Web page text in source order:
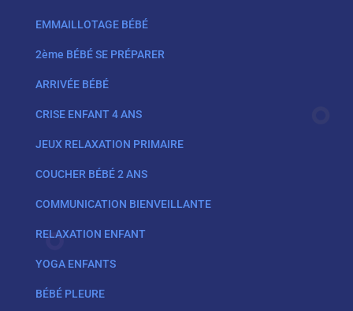
EMMAILLOTAGE BÉBÉ
2ème BÉBÉ SE PRÉPARER
ARRIVÉE BÉBÉ
CRISE ENFANT 4 ANS
JEUX RELAXATION PRIMAIRE
COUCHER BÉBÉ 2 ANS
COMMUNICATION BIENVEILLANTE
RELAXATION ENFANT
YOGA ENFANTS
BÉBÉ PLEURE